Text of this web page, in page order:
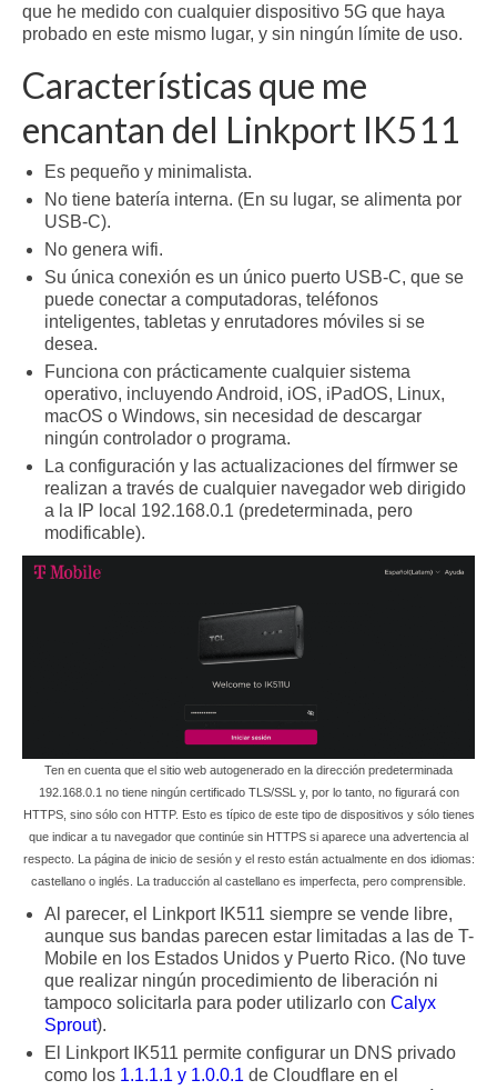
que he medido con cualquier dispositivo 5G que haya
probado en este mismo lugar, y sin ningún límite de uso.
Características que me
encantan del Linkport IK511
Es pequeño y minimalista.
No tiene batería interna. (En su lugar, se alimenta por
USB-C).
No genera wifi.
Su única conexión es un único puerto USB-C, que se
puede conectar a computadoras, teléfonos
inteligentes, tabletas y enrutadores móviles si se
desea.
Funciona con prácticamente cualquier sistema
operativo, incluyendo Android, iOS, iPadOS, Linux,
macOS o Windows, sin necesidad de descargar
ningún controlador o programa.
La configuración y las actualizaciones del fírmwer se
realizan a través de cualquier navegador web dirigido
a la IP local 192.168.0.1 (predeterminada, pero
modificable).
Ten en cuenta que el sitio web autogenerado en la dirección predeterminada
192.168.0.1 no tiene ningún certificado TLS/SSL y, por lo tanto, no figurará con
HTTPS, sino sólo con HTTP. Esto es típico de este tipo de dispositivos y sólo tienes
que indicar a tu navegador que continúe sin HTTPS si aparece una advertencia al
respecto. La página de inicio de sesión y el resto están actualmente en dos idiomas:
castellano o inglés. La traducción al castellano es imperfecta, pero comprensible.
Al parecer, el Linkport IK511 siempre se vende libre,
aunque sus bandas parecen estar limitadas a las de T-
Mobile en los Estados Unidos y Puerto Rico. (No tuve
que realizar ningún procedimiento de liberación ni
tampoco solicitarla para poder utilizarlo con Calyx
Sprout).
El Linkport IK511 permite configurar un DNS privado
como los 1.1.1.1 y 1.0.0.1 de Cloudflare en el